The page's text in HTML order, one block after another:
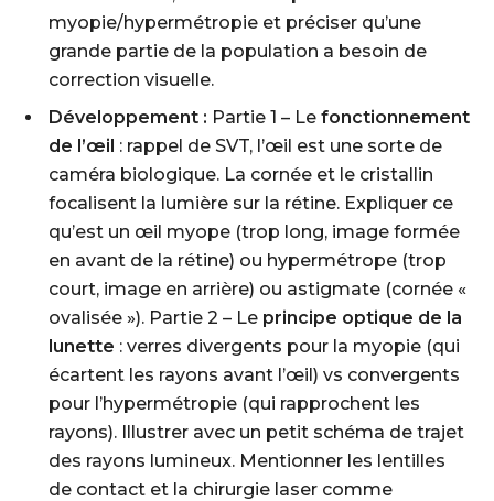
myopie/hypermétropie et préciser qu’une
grande partie de la population a besoin de
correction visuelle.
Développement : Partie 1 – Le fonctionnement
de l’œil : rappel de SVT, l’œil est une sorte de
caméra biologique. La cornée et le cristallin
focalisent la lumière sur la rétine. Expliquer ce
qu’est un œil myope (trop long, image formée
en avant de la rétine) ou hypermétrope (trop
court, image en arrière) ou astigmate (cornée «
ovalisée »). Partie 2 – Le principe optique de la
lunette : verres divergents pour la myopie (qui
écartent les rayons avant l’œil) vs convergents
pour l’hypermétropie (qui rapprochent les
rayons). Illustrer avec un petit schéma de trajet
des rayons lumineux. Mentionner les lentilles
de contact et la chirurgie laser comme